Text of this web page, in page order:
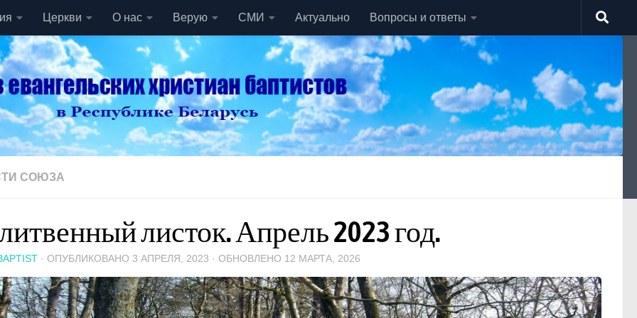
Церкви О нас Верую СМИ Актуально Вопросы и ответы
СОЮЗА
листок. Апрель 2023 год.
· ОПУБЛИКОВАНО 3 АПРЕЛЯ, 2023 · ОБНОВЛЕНО 12 МАРТА, 2026